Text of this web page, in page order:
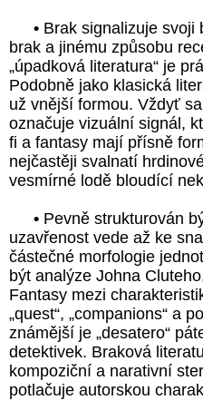
•Brak signalizuje svoji
brak a jinému způsobu
„úpadková literatura“ je
Podobně jako klasická
už vnější formou. Vždyť
označuje vizuální signál,
fi a fantasy mají přísně
nejčastěji svalnatí
vesmírné lodě bloudící
•Pevně strukturován
uzavřenost vede až ke
částečné morfologie
být analýze Johna
Fantasy mezi
„quest“, „companions“ a
známější je „desatero“
detektivek. Braková
kompoziční a narativní
potlačuje autorskou